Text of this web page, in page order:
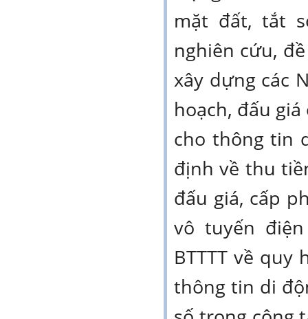
mặt đất, tắt
nghiên cứu,
xây dựng các
hoạch, đấu
cho thông tin
định về thu
đấu giá, cấp
vô tuyến
BTTTT về quy
thông tin di